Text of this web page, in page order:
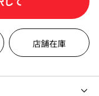
店舗在庫